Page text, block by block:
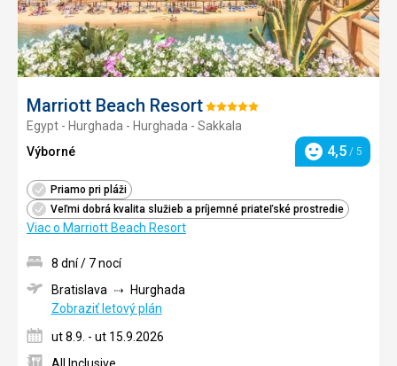
Marriott Beach ResortHodnotenie:
5/5
Egypt - Hurghada - Hurghada - Sakkala
Výborné
Hodnotenie
4,5 / 5
Priamo pri pláži
Veľmi dobrá kvalita služieb a príjemné priateľské prostredie
Viac o Marriott Beach Resort
8 dní / 7 nocí
Bratislava
Hurghada
Zobraziť letový plán
ut 8.9. - ut 15.9.2026
All Inclusive